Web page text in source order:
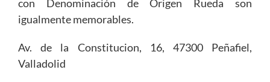
con Denominación de Origen Rueda son
igualmente memorables.
Av. de la Constitucion, 16, 47300 Peñafiel,
Valladolid